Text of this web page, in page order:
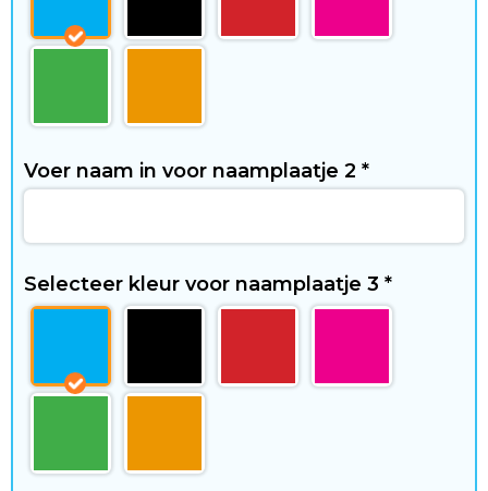
i
C
o
t
c
Voer naam in voor naamplaatje 2 *
Selecteer kleur voor naamplaatje 3 *